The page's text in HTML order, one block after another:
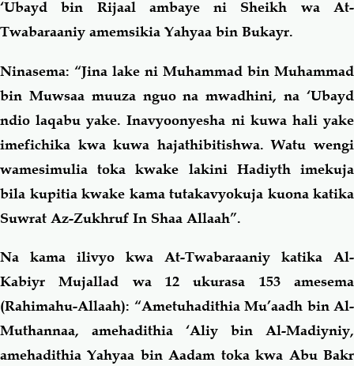
‘Ubayd bin Rijaal ambaye ni Sheikh wa At-
Twabaraaniy amemsikia Yahyaa bin Bukayr.
Ninasema: “Jina lake ni Muhammad bin Muhammad
bin Muwsaa muuza nguo na mwadhini, na ‘Ubayd
ndio laqabu yake. Inavyoonyesha ni kuwa hali yake
imefichika kwa kuwa hajathibitishwa. Watu wengi
wamesimulia toka kwake lakini Hadiyth imekuja
bila kupitia kwake kama tutakavyokuja kuona katika
Suwrat Az-Zukhruf In Shaa Allaah”.
Na kama ilivyo kwa At-Twabaraaniy katika Al-
Kabiyr Mujallad wa 12 ukurasa 153 amesema
(Rahimahu-Allaah): “Ametuhadithia Mu’aadh bin Al-
Muthannaa, amehadithia ‘Aliy bin Al-Madiyniy,
amehadithia Yahyaa bin Aadam toka kwa Abu Bakr